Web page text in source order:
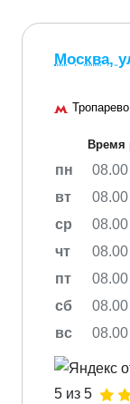
Москва,
Тропарево
Время
пн
вт
ср
чт
пт
сб
вс
5 из 5